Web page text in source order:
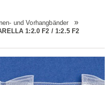
& TRICKS
und Vorhangbänder
1:2.0 F2 / 1:2.5 F2